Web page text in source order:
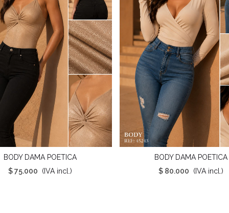
Rápida
BODY DAMA POETICA
$ 75.000
(IVA incl.)
Vista Rápida
BODY DAMA POETICA
$ 80.000
(IVA incl.)